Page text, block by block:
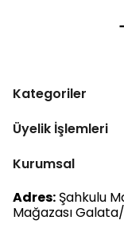
Kategoriler
Üyelik İşlemleri
Kurumsal
Adres: Şahkulu
Mağazası